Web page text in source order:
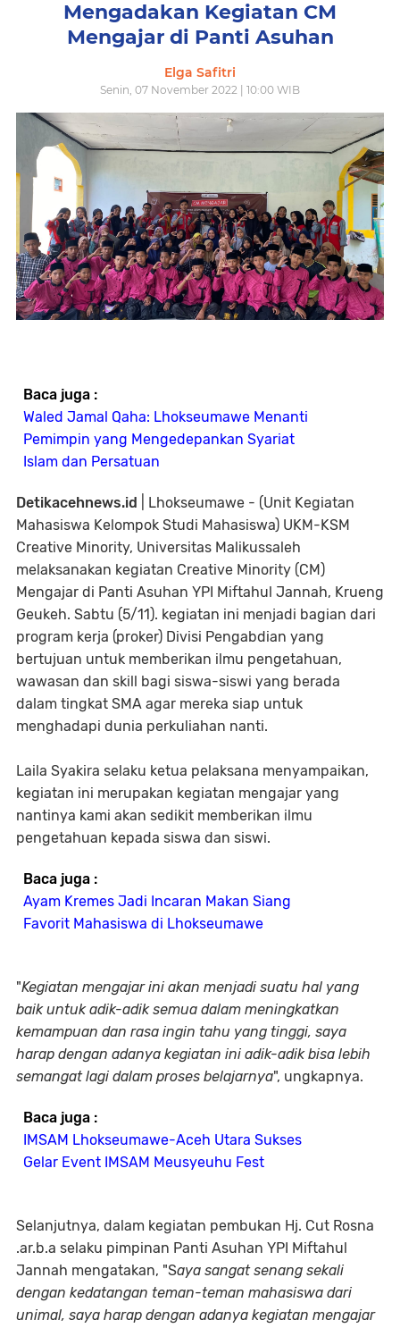
Mengadakan Kegiatan CM
Mengajar di Panti Asuhan
Elga Safitri
Senin, 07 November 2022 | 10:00 WIB
Baca juga :
Waled Jamal Qaha: Lhokseumawe Menanti
Pemimpin yang Mengedepankan Syariat
Islam dan Persatuan
Detikacehnews.id
| Lhokseumawe - (Unit Kegiatan
Mahasiswa Kelompok Studi Mahasiswa) UKM-KSM
Creative Minority, Universitas Malikussaleh
melaksanakan kegiatan Creative Minority (CM)
Mengajar di Panti Asuhan YPI Miftahul Jannah, Krueng
Geukeh. Sabtu (5/11). kegiatan ini menjadi bagian dari
program kerja (proker) Divisi Pengabdian yang
bertujuan untuk memberikan ilmu pengetahuan,
wawasan dan skill bagi siswa-siswi yang berada
dalam tingkat SMA agar mereka siap untuk
menghadapi dunia perkuliahan nanti.
Laila Syakira selaku ketua pelaksana menyampaikan,
kegiatan ini merupakan kegiatan mengajar yang
nantinya kami akan sedikit memberikan ilmu
pengetahuan kepada siswa dan siswi.
Baca juga :
Ayam Kremes Jadi Incaran Makan Siang
Favorit Mahasiswa di Lhokseumawe
"Kegiatan mengajar ini akan menjadi suatu hal yang
baik untuk adik-adik semua dalam meningkatkan
kemampuan dan rasa ingin tahu yang tinggi, saya
harap dengan adanya kegiatan ini adik-adik bisa lebih
semangat lagi dalam proses belajarnya", ungkapnya.
Baca juga :
IMSAM Lhokseumawe-Aceh Utara Sukses
Gelar Event IMSAM Meusyeuhu Fest
Selanjutnya, dalam kegiatan pembukan Hj. Cut Rosna
.ar.b.a selaku pimpinan Panti Asuhan YPI Miftahul
Jannah mengatakan, "Saya sangat senang sekali
dengan kedatangan teman-teman mahasiswa dari
unimal, saya harap dengan adanya kegiatan mengajar